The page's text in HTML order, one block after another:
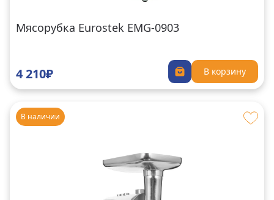
Мясорубка Eurostek EMG-0903
4 210₽ В корзину
В наличии